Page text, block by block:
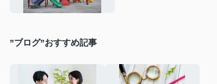
”ブログ”おすすめ記事